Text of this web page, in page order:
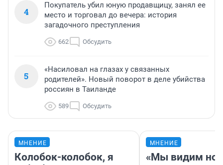
4
Покупатель убил юную продавщицу, занял ее
место и торговал до вечера: история
загадочного преступления
662 Обсудить
5
«Насиловал на глазах у связанных
родителей». Новый поворот в деле убийства
россиян в Таиланде
589 Обсудить
МНЕНИЕ
Колобок-колобок, я
МНЕНИЕ
«Мы видим